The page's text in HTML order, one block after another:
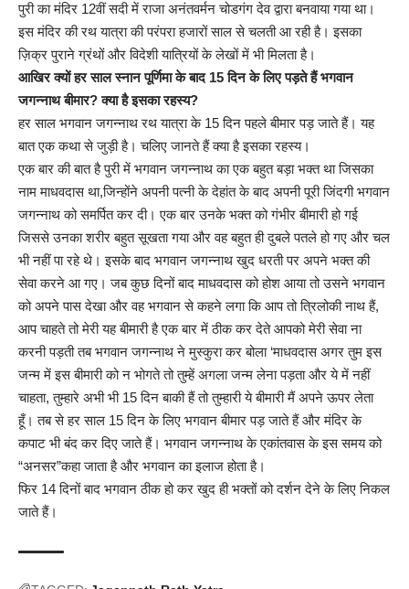
पुरी का मंदिर 12वीं सदी में राजा अनंतवर्मन चोडगंग देव द्वारा बनवाया गया था।
इस मंदिर की रथ यात्रा की परंपरा हजारों साल से चलती आ रही है। इसका
ज़िक्र पुराने ग्रंथों और विदेशी यात्रियों के लेखों में भी मिलता है।
आखिर क्यों हर साल स्नान पूर्णिमा के बाद 15 दिन के लिए पड़ते हैं भगवान
जगन्नाथ बीमार? क्या है इसका रहस्य?
हर साल भगवान जगन्नाथ रथ यात्रा के 15 दिन पहले बीमार पड़ जाते हैं। यह
बात एक कथा से जुड़ी है। चलिए जानते हैं क्या है इसका रहस्य।
एक बार की बात है पुरी में भगवान जगन्नाथ का एक बहुत बड़ा भक्त था जिसका
नाम माधवदास था,जिन्होंने अपनी पत्नी के देहांत के बाद अपनी पूरी जिंदगी भगवान
जगन्नाथ को समर्पित कर दी। एक बार उनके भक्त को गंभीर बीमारी हो गई
जिससे उनका शरीर बहुत सूखता गया और वह बहुत ही दुबले पतले हो गए और चल
भी नहीं पा रहे थे। इसके बाद भगवान जगन्नाथ खुद धरती पर अपने भक्त की
सेवा करने आ गए। जब कुछ दिनों बाद माधवदास को होश आया तो उसने भगवान
को अपने पास देखा और वह भगवान से कहने लगा कि आप तो त्रिलोकी नाथ हैं,
आप चाहते तो मेरी यह बीमारी है एक बार में ठीक कर देते आपको मेरी सेवा ना
करनी पड़ती तब भगवान जगन्नाथ ने मुस्कुरा कर बोला ‘माधवदास अगर तुम इस
जन्म में इस बीमारी को न भोगते तो तुम्हें अगला जन्म लेना पड़ता और ये में नहीं
चाहता, तुम्हारे अभी भी 15 दिन बाकी हैं तो तुम्हारी ये बीमारी मैं अपने ऊपर लेता
हूँ। तब से हर साल 15 दिन के लिए भगवान बीमार पड़ जाते हैं और मंदिर के
कपाट भी बंद कर दिए जाते हैं। भगवान जगन्नाथ के एकांतवास के इस समय को
“अनसर”कहा जाता है और भगवान का इलाज होता है।
फिर 14 दिनों बाद भगवान ठीक हो कर खुद ही भक्तों को दर्शन देने के लिए निकल
जाते हैं।